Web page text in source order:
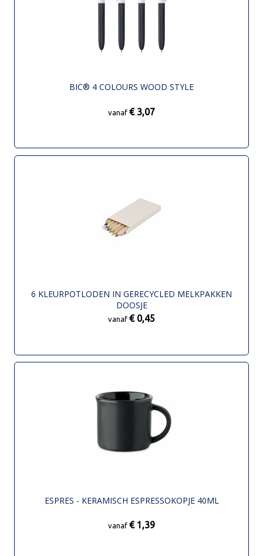
BIC® 4 COLOURS WOOD STYLE
vanaf € 3,07
6 KLEURPOTLODEN IN GERECYCLED MELKPAKKEN
DOOSJE
vanaf € 0,45
ESPRES - KERAMISCH ESPRESSOKOPJE 40ML
vanaf € 1,39